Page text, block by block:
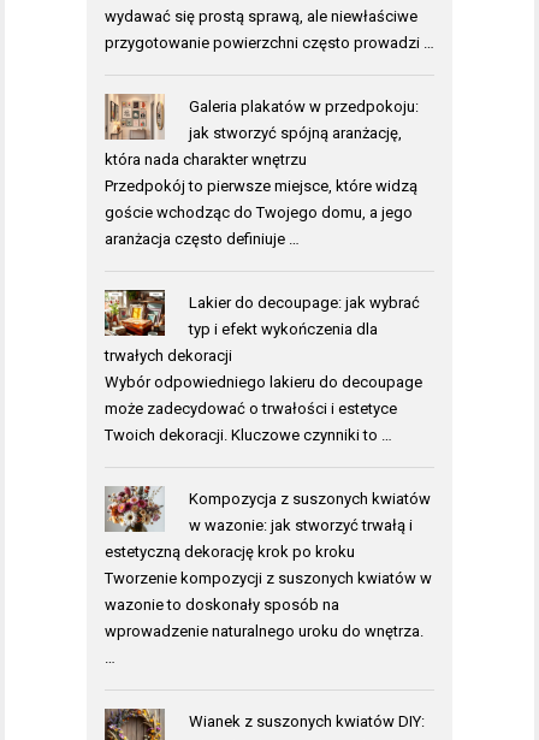
wydawać się prostą sprawą, ale niewłaściwe
przygotowanie powierzchni często prowadzi …
Galeria plakatów w przedpokoju:
jak stworzyć spójną aranżację,
która nada charakter wnętrzu
Przedpokój to pierwsze miejsce, które widzą
goście wchodząc do Twojego domu, a jego
aranżacja często definiuje …
Lakier do decoupage: jak wybrać
typ i efekt wykończenia dla
trwałych dekoracji
Wybór odpowiedniego lakieru do decoupage
może zadecydować o trwałości i estetyce
Twoich dekoracji. Kluczowe czynniki to …
Kompozycja z suszonych kwiatów
w wazonie: jak stworzyć trwałą i
estetyczną dekorację krok po kroku
Tworzenie kompozycji z suszonych kwiatów w
wazonie to doskonały sposób na
wprowadzenie naturalnego uroku do wnętrza.
Wianek z suszonych kwiatów DIY: